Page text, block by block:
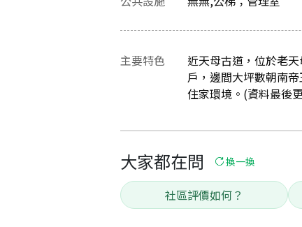
主要特色
近天母古道，位於老
戶，邊間大坪數朝南
住家環境。(資料最後
大家都在問 換一換
社區評價如何？